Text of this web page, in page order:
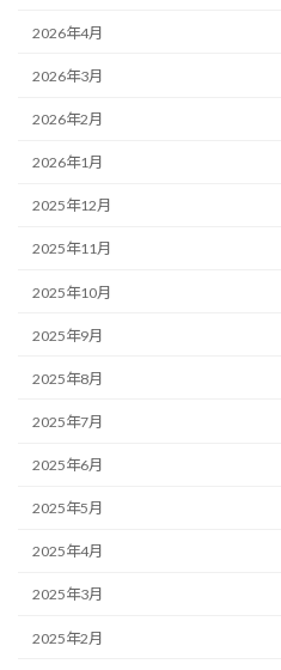
2026年4月
2026年3月
2026年2月
2026年1月
2025年12月
2025年11月
2025年10月
2025年9月
2025年8月
2025年7月
2025年6月
2025年5月
2025年4月
2025年3月
2025年2月